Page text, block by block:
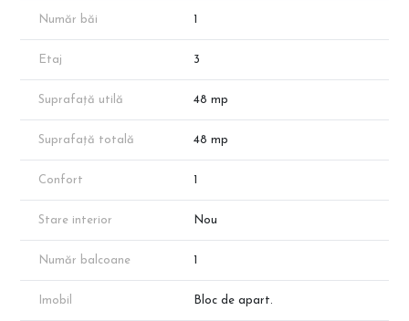
comerciale Pallady (IKEA, Leroy Merlin, Jumbo) și a incintei Comat
linia de noapte N104.
Status Juridic și Predare:
vânzare-cumpărare.
Predarea apartamentului se face în termen de 2 luni.
Preț: 96.000 Euro
Număr băi 1
Etaj 3
Suprafață utilă 48 mp
Suprafață totală 48 mp
Confort 1
Stare interior Nou
Număr balcoane 1
Imobil Bloc de apart.